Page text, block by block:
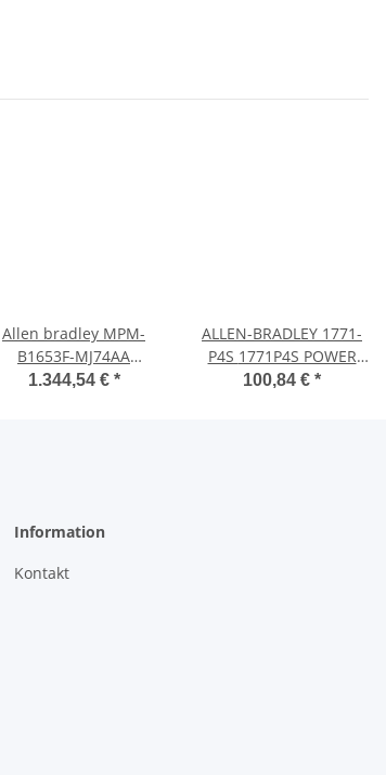
Allen bradley MPM-
B1653F-MJ74AA
SERVOMOTOR MOTOR
1.344,54 € *
ALLEN-BRADLEY 1771-
P4S 1771P4S POWER
SUPPLY
100,84 € *
Information
Kontakt